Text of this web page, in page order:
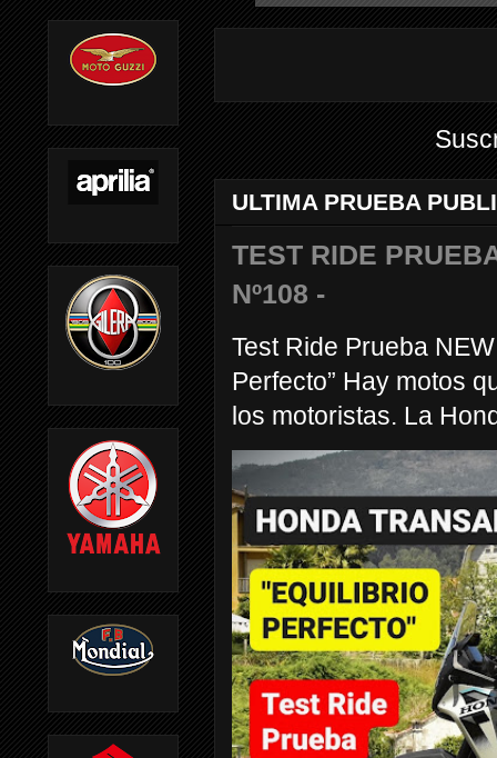
ULTIMA PRUEBA
TEST RIDE
Nº108 -
Test Ride Prueba
Perfecto” Hay motos
los motoristas. La